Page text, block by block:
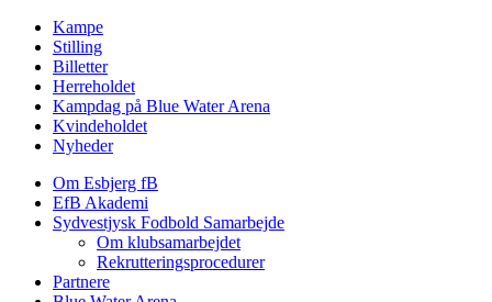
Kampe
Stilling
Billetter
Herreholdet
Kampdag på Blue Water Arena
Kvindeholdet
Nyheder
Om Esbjerg fB
EfB Akademi
Sydvestjysk Fodbold Samarbejde
Om klubsamarbejdet
Rekrutteringsprocedurer
Partnere